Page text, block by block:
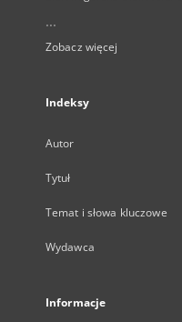
...
Zobacz więcej
Indeksy
Autor
Tytuł
Temat i słowa kluczowe
Wydawca
Informacje